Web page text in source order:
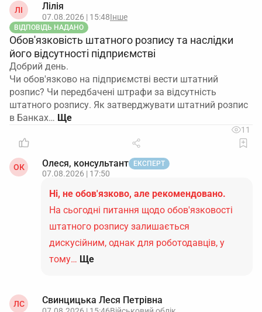
ЛІ Лілія
07.08.2026 | 15:48Інше
ВІДПОВІДЬ НАДАНО
Обов'язковість штатного розпису та наслідки
його відсутності підприємстві
Добрий день.
Чи обов'язково на підприємстві вести штатний
розпис? Чи передбачені штрафи за відсутність
штатного розпису. Як затверджувати штатний розпис
в Банках…
11
ОК Олеся, консультант ЕКСПЕРТ
07.08.2026 | 17:50
Ні, не обов'язково, але рекомендовано.
На сьогодні питання щодо обов'язковості
штатного розпису залишається
дискусійним, однак для роботодавців, у
тому… Ще
ЛС Свинцицька Леся Петрівна